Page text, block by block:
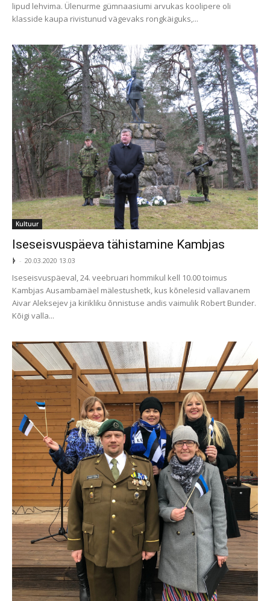
lipud lehvima. Ülenurme gümnaasiumi arvukas koolipere oli
klasside kaupa rivistunud vägevaks rongkäiguks,...
Kultuur
Iseseisvuspäeva tähistamine Kambjas
ᚦ - 20.03.2020 13.03
Iseseisvuspäeval, 24. veebruari hommikul kell 10.00 toimus
Kambjas Ausambamäel mälestushetk, kus kõnelesid vallavanem
Aivar Aleksejev ja kirikliku õnnistuse andis vaimulik Robert Bunder.
Kõigi valla...